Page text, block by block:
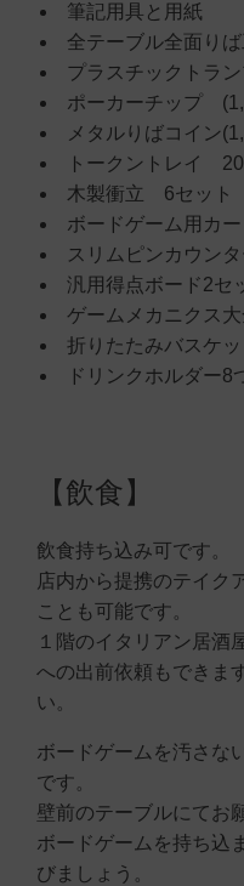
筆記用具と用紙
全テーブル全面り
プラスチックトラ
ポーカーチップ
メタルりばコイン
トークントレイ
木製衝立 6セット
ボードゲーム用カ
スリムピンカウン
汎用得点ボード2セ
ゲームメカニクス
折りたたみバスケ
ドリンクホルダー8
【飲食】
飲食持ち込み可です。
店内から提携のテイク
ことも可能です。
１階のイタリアン居酒
への出前依頼もできま
い。
ボードゲームを汚さな
です。
壁前のテーブルにてお
ボードゲームを持ち込
びましょう。